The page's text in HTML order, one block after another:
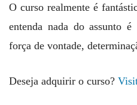
O curso realmente é
entenda nada do assunto
força de vontade,
Deseja adquirir o curso?